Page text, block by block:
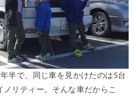
半で、同じ車を見かけたのは5台
ノリティー。そんな車だからこ